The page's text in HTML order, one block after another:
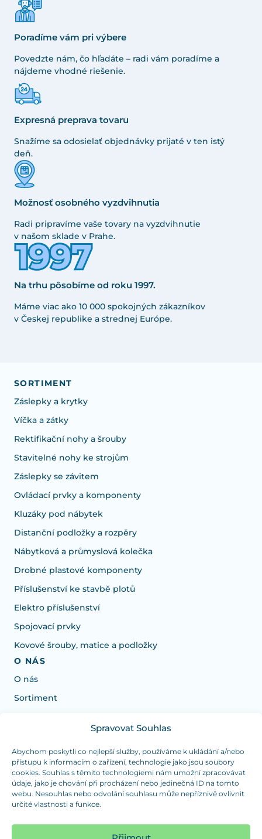
Spravovat Souhlas
Abychom poskytli co nejlepší služby, používáme k ukládání a/nebo
přístupu k informacím o zařízení, technologie jako jsou soubory
cookies. Souhlas s těmito technologiemi nám umožní zpracovávat
údaje, jako je chování při procházení nebo jedinečná ID na tomto
webu. Nesouhlas nebo odvolání souhlasu může nepříznivě ovlivnit
určité vlastnosti a funkce.
Poradíme vám pri výbere
Povedzte nám, čo hľadáte – radi vám poradíme a
nájdeme vhodné riešenie.
Expresná preprava tovaru
Snažíme sa odosielať objednávky prijaté v ten istý
deň.
Možnosť osobného vyzdvihnutia
Radi pripravíme vaše tovary na vyzdvihnutie
v našom sklade v Prahe.
Na trhu pôsobíme od roku 1997.
Máme viac ako 10 000 spokojných zákazníkov
v Českej republike a strednej Európe.
SORTIMENT
Záslepky a krytky
Víčka a zátky
Rektifikační nohy a šrouby
Stavitelné nohy ke strojům
Záslepky se závitem
Ovládací prvky a komponenty
Kluzáky pod nábytek
Distanční podložky a rozpěry
Nábytková a průmyslová kolečka
Drobné plastové komponenty
Příslušenství ke stavbě plotů
Elektro příslušenství
Spojovací prvky
Kovové šrouby, matice a podložky
O NÁS
O nás
Sortiment
Potrebujete poradiť s výberom?
Sme tu pre vás Pondelok-Štvrtok od: 7:30 - 15:30 hod
a Piatok od 7:30 - 14:30 hod
duranplast@duranplast.sk +421 0905 780 862
(platba iba v hotovosti)